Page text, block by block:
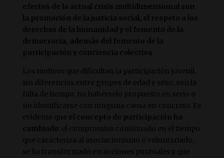
efectos de la actual crisis multidimensional son
la promoción de la justicia social, el respeto a los
derechos de la humanidad y el fomento de la
democracia, además del fomento de la
participación y conciencia colectiva
Los motivos que dificultan la participación juvenil,
sin diferencias entre grupos de edad y sexo, son la
falta de tiempo, no habérselo propuesto en serio o
no identificarse con ninguna causa en concreto. Es
evidente que el concepto de participación ha
cambiado : el compromiso continuado en el tiempo
que caracteriza al asociacionismo o voluntariado,
se ha transformado en acciones puntuales y que